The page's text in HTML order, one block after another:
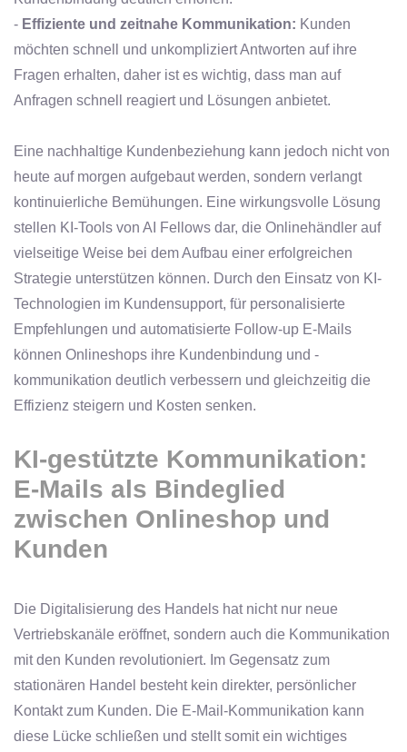
- Effiziente und zeitnahe Kommunikation: Kunden
möchten schnell und unkompliziert Antworten auf ihre
Fragen erhalten, daher ist es wichtig, dass man auf
Anfragen schnell reagiert und Lösungen anbietet.
Eine nachhaltige Kundenbeziehung kann jedoch nicht von
heute auf morgen aufgebaut werden, sondern verlangt
kontinuierliche Bemühungen. Eine wirkungsvolle Lösung
stellen KI-Tools von AI Fellows dar, die Onlinehändler auf
vielseitige Weise bei dem Aufbau einer erfolgreichen
Strategie unterstützen können. Durch den Einsatz von KI-
Technologien im Kundensupport, für personalisierte
Empfehlungen und automatisierte Follow-up E-Mails
können Onlineshops ihre Kundenbindung und -
kommunikation deutlich verbessern und gleichzeitig die
Effizienz steigern und Kosten senken.
KI-gestützte Kommunikation:
E-Mails als Bindeglied
zwischen Onlineshop und
Kunden
Die Digitalisierung des Handels hat nicht nur neue
Vertriebskanäle eröffnet, sondern auch die Kommunikation
mit den Kunden revolutioniert. Im Gegensatz zum
stationären Handel besteht kein direkter, persönlicher
Kontakt zum Kunden. Die E-Mail-Kommunikation kann
diese Lücke schließen und stellt somit ein wichtiges